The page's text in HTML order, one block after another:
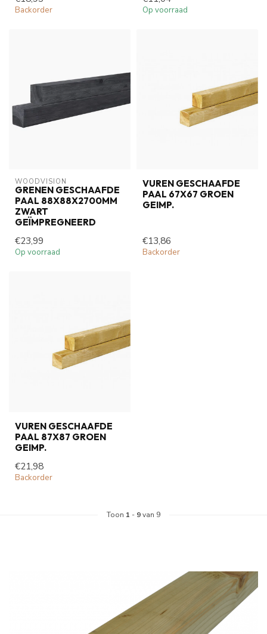
Backorder Op voorraad
WOODVISION
GRENEN GESCHAAFDE
PAAL 88X88X2700MM
ZWART
GEÏMPREGNEERD
€23,99
Op voorraad
VUREN GESCHAAFDE
PAAL 67X67 GROEN
GEIMP.
€13,86
Backorder
VUREN GESCHAAFDE
PAAL 87X87 GROEN
GEIMP.
€21,98
Backorder
Toon 1 - 9van 9